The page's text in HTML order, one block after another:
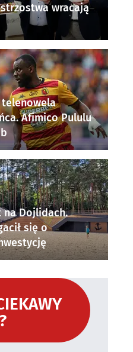
wracają
telenowela
Afimico Pululu
Dojlidach.
się o